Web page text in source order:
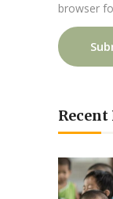
browser
Recent